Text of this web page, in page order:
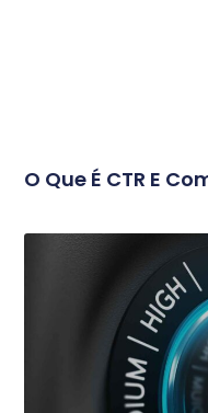
O Que É CTR E